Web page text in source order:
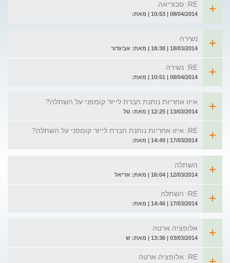
RE: סבוריאה
08/04/2014 | 10:53 | מאת:
נשירה
18/03/2014 | 18:38 | מאת: אביגדור
RE: נשירה
08/04/2014 | 10:51 | מאת:
איזו אחריות נותנת חברת לייזר קומפני על השתלה?
13/03/2014 | 12:25 | מאת: טל
RE: איזו אחריות נותנת חברת לייזר קומפני על השתלה?
17/03/2014 | 14:49 | מאת:
השתלה
12/03/2014 | 16:04 | מאת: אריאל
RE: השתלה
17/03/2014 | 14:46 | מאת:
אלופציה ארטה
03/03/2014 | 13:36 | מאת: ש
RE: אלופציה ארטה